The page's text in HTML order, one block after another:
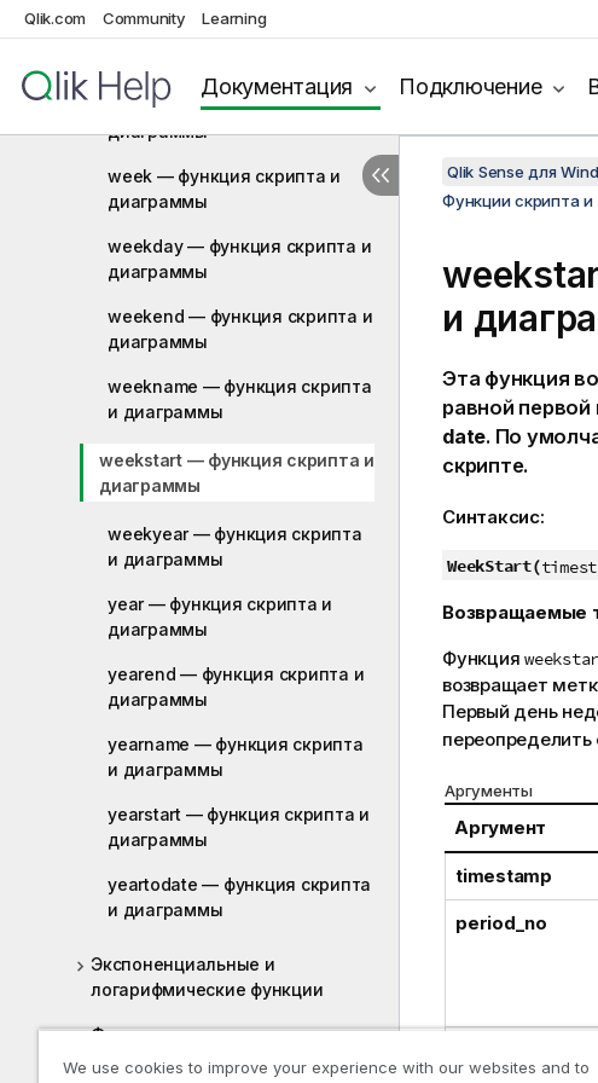
Qlik.com Community Learning
Документация Подключение
today — функция скриптa и
UTC — функция скриптa и
диаграммы
week — функция скриптa и
диаграммы
weekday — функция скриптa и
диаграммы
weekend — функция скриптa и
диаграммы
weekname — функция скриптa
и диаграммы
weekstart — функция скриптa и
диаграммы
weekyear — функция скриптa
и диаграммы
year — функция скриптa и
диаграммы
yearend — функция скриптa и
диаграммы
yearname — функция скриптa
и диаграммы
yearstart — функция скриптa и
диаграммы
yeartodate — функция скриптa
и диаграммы
Экспоненциальные и
логарифмические функции
Функции поля
Функции файлов
Qlik Sense для
Функции скрипта
и
Эта функция
равной
date. По
скрипте.
Синтаксис:
WeekStart(
Возвращаемые
Функция
возвращает
Первый день
Аргументы
Аргумент
timestamp
period_no
We use cookies to improve your experience with our websites and to